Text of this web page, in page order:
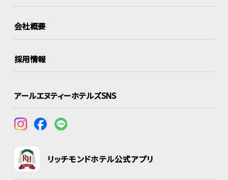
会社概要
採用情報
アールエヌティーホテルズSNS
リッチモンドホテル公式アプリ